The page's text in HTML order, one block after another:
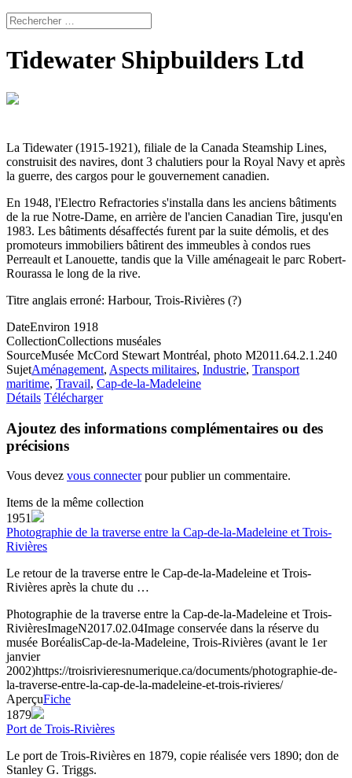
Tidewater Shipbuilders Ltd
La Tidewater (1915-1921), filiale de la Canada Steamship Lines,
construisit des navires, dont 3 chalutiers pour la Royal Navy et après
la guerre, des cargos pour le gouvernement canadien.
En 1948, l'Electro Refractories s'installa dans les anciens bâtiments
de la rue Notre-Dame, en arrière de l'ancien Canadian Tire, jusqu'en
1983. Les bâtiments désaffectés furent par la suite démolis, et des
promoteurs immobiliers bâtirent des immeubles à condos rues
Perreault et Lanouette, tandis que la Ville aménageait le parc Robert-
Rourassa le long de la rive.
Titre anglais erroné: Harbour, Trois-Rivières (?)
DateEnviron 1918
CollectionCollections muséales
SourceMusée McCord Stewart Montréal, photo M2011.64.2.1.240
SujetAménagement, Aspects militaires, Industrie, Transport
maritime, Travail, Cap-de-la-Madeleine
Détails Télécharger
Ajoutez des informations complémentaires ou des
précisions
Vous devez vous connecterpour publier un commentaire.
Items de la même collection
1951
Photographie de la traverse entre la Cap-de-la-Madeleine et Trois-
Rivières
Le retour de la traverse entre le Cap-de-la-Madeleine et Trois-
Rivières après la chute du …
Photographie de la traverse entre la Cap-de-la-Madeleine et Trois-
RivièresImageN2017.02.04Image conservée dans la réserve du
musée BoréalisCap-de-la-Madeleine, Trois-Rivières (avant le 1er
janvier
2002)https://troisrivieresnumerique.ca/documents/photographie-de-
la-traverse-entre-la-cap-de-la-madeleine-et-trois-rivieres/
AperçuFiche
1879
Port de Trois-Rivières
Le port de Trois-Rivières en 1879, copie réalisée vers 1890; don de
Stanley G. Triggs.